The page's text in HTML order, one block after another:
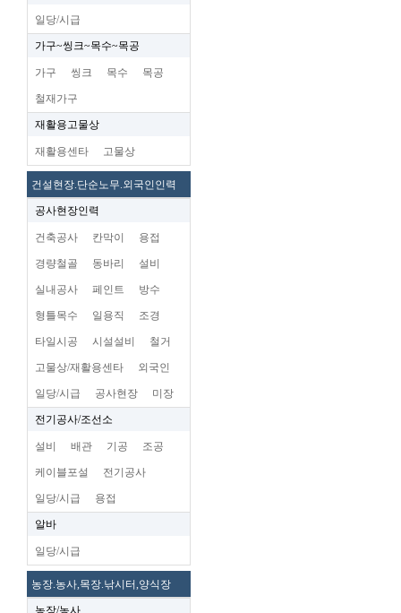
일당/시급
가구~씽크~목수~목공
가구 씽크 목수 목공
철재가구
재활용고물상
재활용센타 고물상
건설현장.단순노무.외국인인력
공사현장인력
건축공사 칸막이 용접
경량철골 동바리 설비
실내공사 페인트 방수
형틀목수 일용직 조경
타일시공 시설설비 철거
고물상/재활용센타 외국인
일당/시급 공사현장 미장
전기공사/조선소
설비 배관 기공 조공
케이블포설 전기공사
일당/시급 용접
알바
일당/시급
농장.농사,목장.낚시터,양식장
농장/농사